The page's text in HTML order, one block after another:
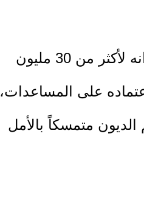
وخلال الورشة، قدّم المزارع محمد عياد، صاحب أحد المشاتل الزراعية، شهادة مؤلمة حول فقدانه لأكثر من 30 مليون
على المساعدات،
متمسكاً بالأمل